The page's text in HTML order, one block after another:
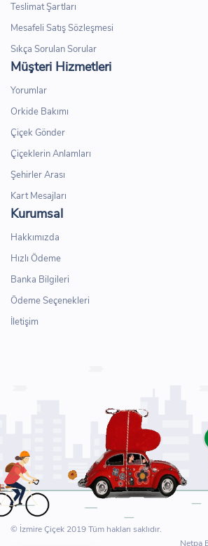
Teslimat Şartları
Mesafeli Satış Sözleşmesi
Sıkça Sorulan Sorular
Müşteri Hizmetleri
Yorumlar
Orkide Bakımı
Çiçek Gönder
Çiçeklerin Anlamları
Şehirler Arası
Kart Mesajları
Kurumsal
Hakkımızda
Hızlı Ödeme
Banka Bilgileri
Ödeme Seçenekleri
İletişim
© İzmire Çiçek 2019 Tüm hakları saklıdır.
Netpa